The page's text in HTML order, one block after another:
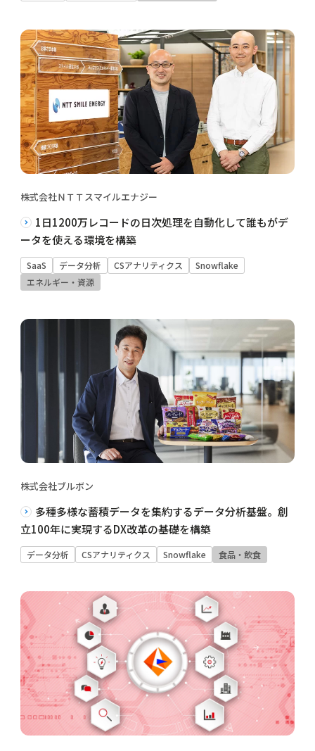
株式会社ＮＴＴスマイルエナジー
1日1200万レコードの日次処理を自動化して誰もがデ
ータを使える環境を構築
SaaS データ分析 CSアナリティクス
Snowflake
エネルギー・資源
株式会社ブルボン
多種多様な蓄積データを集約するデータ分析基盤。創
立100年に実現するDX改革の基礎を構築
データ分析 CSアナリティクス Snowflake 食品・飲食